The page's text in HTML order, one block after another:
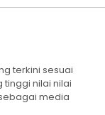
terkini sesuai
nilai nilai
media